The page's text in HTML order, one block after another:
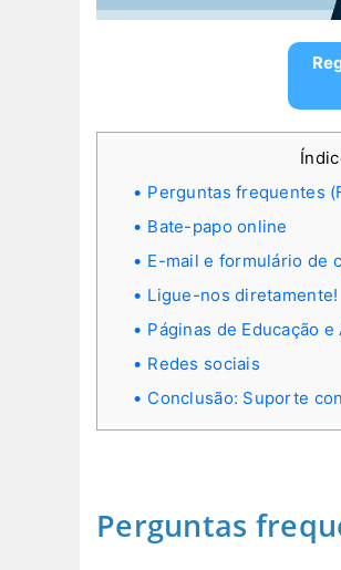
Perguntas frequentes
Bate-papo online
E-mail e formulário de
Ligue-nos diretamente!
Páginas de Educação e
Redes sociais
Conclusão: Suporte
Perguntas